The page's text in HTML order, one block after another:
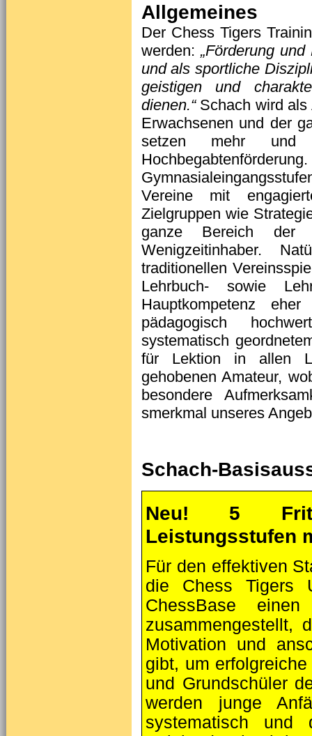
Allgemeines
Der Chess Tigers
werden: „Förde­rung
und als sportliche
geistigen und
dienen.“ Schach wird
Erwachsenen und der
setzen mehr
Vereine mit
Zielgruppen wie
ganze Bereich der
Wenigzeitinhaber.
traditionellen
Lehr­buch- sowie
Hauptkompetenz
pädagogisch
systematisch
für Lektion in allen
gehobenen Amateur,
besondere
smerkmal unseres
Schach-
Neu! 5
Leistungsstufen
Für den effektiven
die Chess Tigers
ChessBase
zusammengestellt,
Motivation und
gibt, um
und Grundschüler
werden junge
systematisch und